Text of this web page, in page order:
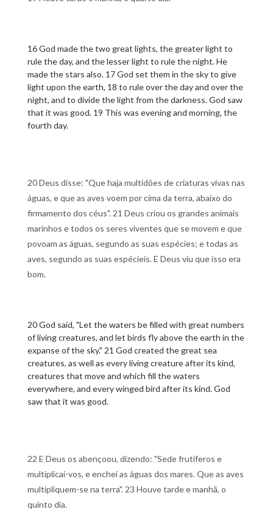
16 God made the two great lights, the greater light to
rule the day, and the lesser light to rule the night. He
made the stars also. 17 God set them in the sky to give
light upon the earth, 18 to rule over the day and over the
night, and to divide the light from the darkness. God saw
that it was good. 19 This was evening and morning, the
fourth day.
20 Deus disse: "Que haja multidões de criaturas vivas nas
águas, e que as aves voem por cima da terra, abaixo do
firmamento dos céus". 21 Deus criou os grandes animais
marinhos e todos os seres viventes que se movem e que
povoam as águas, segundo as suas espécies; e todas as
aves, segundo as suas espécieis. E Deus viu que isso era
bom.
20 God said, "Let the waters be filled with great numbers
of living creatures, and let birds fly above the earth in the
expanse of the sky." 21 God created the great sea
creatures, as well as every living creature after its kind,
creatures that move and which fill the waters
everywhere, and every winged bird after its kind. God
saw that it was good.
22 E Deus os abençoou, dizendo: "Sede frutíferos e
multiplicai-vos, e enchei as águas dos mares. Que as aves
multipliquem-se na terra". 23 Houve tarde e manhã, o
quinto dia.